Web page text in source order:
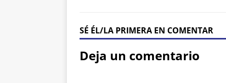
SÉ ÉL/LA PRIMERA EN COMENTAR
Deja un comentario